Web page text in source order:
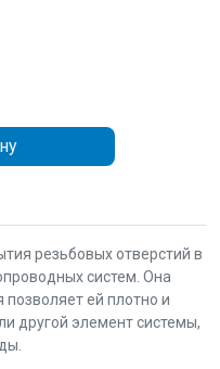
резьбовых отверстий в
систем. Она
ей плотно и
другой элемент системы,